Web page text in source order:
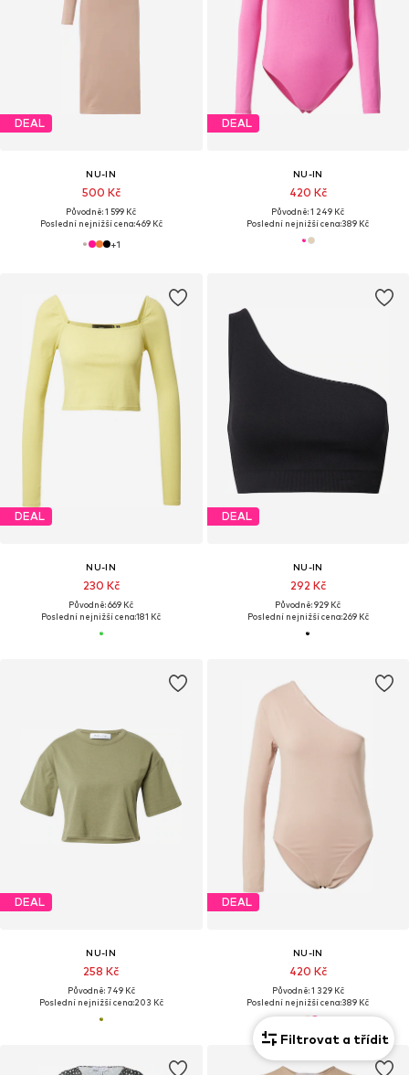
DEAL
NU-IN
500 Kč
Původně: 1 599 Kč
Poslední nejnižší cena:469 Kč
+1
DEAL
NU-IN
420 Kč
Původně: 1 249 Kč
Poslední nejnižší cena:389 Kč
DEAL
NU-IN
230 Kč
Původně: 669 Kč
Poslední nejnižší cena:181 Kč
DEAL
NU-IN
292 Kč
Původně: 929 Kč
Poslední nejnižší cena:269 Kč
DEAL
NU-IN
258 Kč
Původně: 749 Kč
Poslední nejnižší cena:203 Kč
DEAL
NU-IN
420 Kč
Původně: 1 329 Kč
Poslední nejnižší cena:389 Kč
Filtrovat a třídit